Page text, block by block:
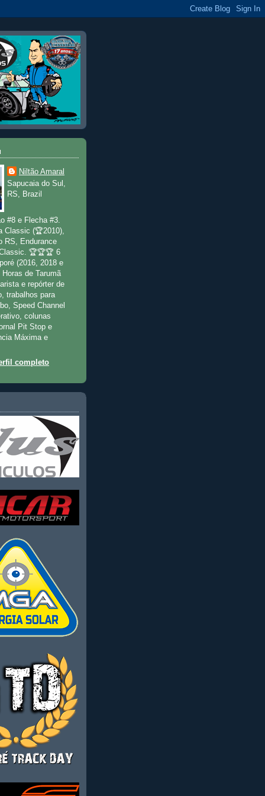
Niltão Amaral
Sapucaia do Sul,
RS, Brazil
#8 e Flecha #3.
Classic (🏆2010),
RS, Endurance
🏆🏆🏆 6
(2016, 2018 e
de Tarumã
e repórter de
trabalhos para
Speed Channel
colunas
Pit Stop e
Máxima e
completo